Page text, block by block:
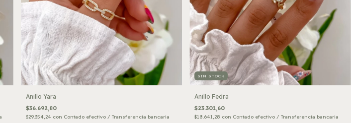
Anillo Yara
$36.692,80
$29.354,24 con Contado efectivo / Transferencia bancaria
SIN STOCK
Anillo Fedra
$23.301,60
$18.641,28 con Contado efectivo / Transferencia bancaria